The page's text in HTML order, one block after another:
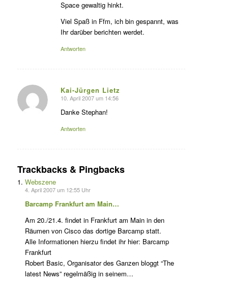
Space gewaltig hinkt.
Viel Spaß in Ffm, ich bin gespannt, was
Ihr darüber berichten werdet.
Antworten
Kai-Jürgen Lietz
s
agte:
10. April 2007 um 14:56
Danke Stephan!
Antworten
Trackbacks & Pingbacks
Webszene
4. April 2007 um 12:55 Uhr
Barcamp Frankfurt am Main…
Am 20./21.4. findet in Frankfurt am Main in den
Räumen von Cisco das dortige Barcamp statt.
Alle Informationen hierzu findet ihr hier: Barcamp
Frankfurt
Robert Basic, Organisator des Ganzen bloggt “The
latest News” regelmäßig in seinem…